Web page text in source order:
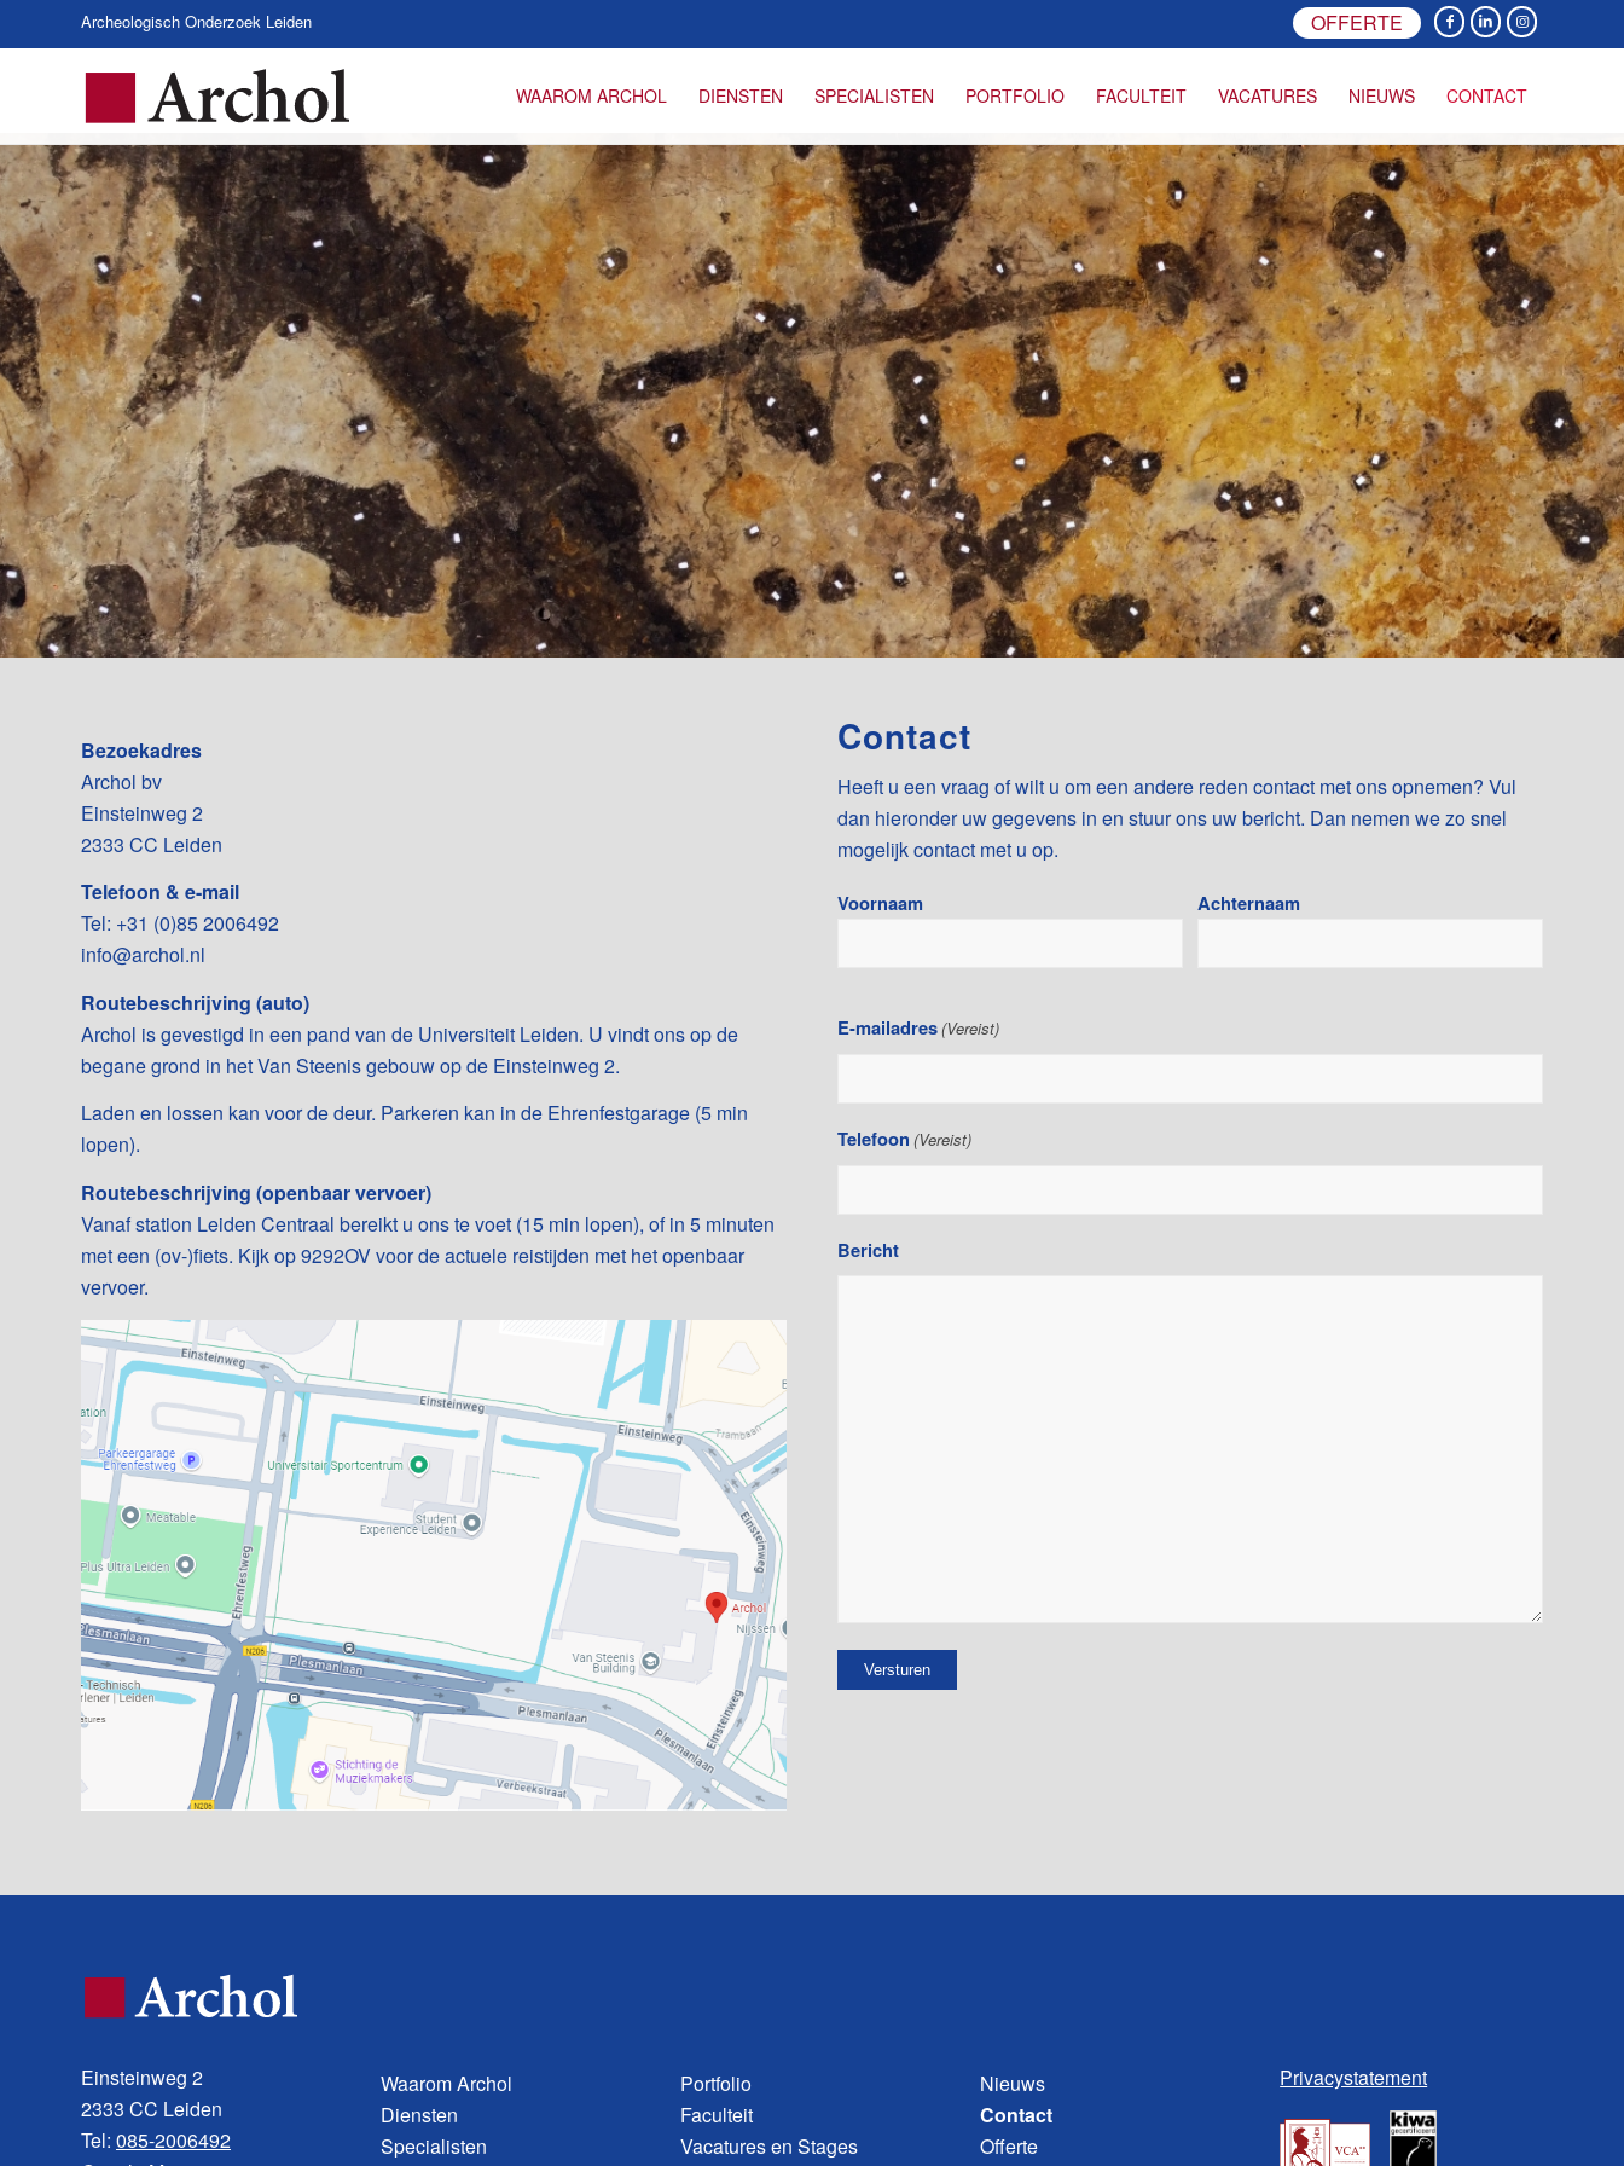
OFFERTE
Archeologisch Onderzoek Leiden
WAAROM ARCHOL DIENSTEN SPECIALISTEN PORTFOLIO FACULTEIT VACATURES NIEUWS CONTACT
Bezoekadres
Archol bv
Einsteinweg 2
2333 CC Leiden
Telefoon & e-mail
Tel: +31 (0)85 2006492
info@archol.nl
Routebeschrijving (auto)
Archol is gevestigd in een pand van de Universiteit Leiden. U vindt ons op de
begane grond in het Van Steenis gebouw op de Einsteinweg 2.
Laden en lossen kan voor de deur. Parkeren kan in de Ehrenfestgarage (5 min
lopen).
Routebeschrijving (openbaar vervoer)
Vanaf station Leiden Centraal bereikt u ons te voet (15 min lopen), of in 5 minuten
met een (ov-)fiets. Kijk op9292OVvoor de actuele reistijden met het openbaar
vervoer.
Contact
Heeft u een vraag of wilt u om een andere reden contact met ons opnemen? Vul
dan hieronder uw gegevens in en stuur ons uw bericht. Dan nemen we zo snel
mogelijk contact met u op.
Naam
Voornaam Achternaam
E-mailadres(Vereist)
Telefoon (Vereist)
Bericht
Einsteinweg 2
2333 CC Leiden
Tel: 085-2006492
Waarom Archol
Diensten
Specialisten
Portfolio
Faculteit
Vacatures en Stages
Nieuws
Contact
Offerte
Privacystatement